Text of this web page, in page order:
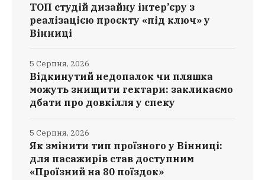
ТОП студій дизайну інтер’єру з
реалізацією проєкту «під ключ» у
Вінниці
Відкинутий недопалок чи пляшка
можуть знищити гектари: закликаємо
дбати про довкілля у спеку
5 Серпня, 2026
Як змінити тип проїзного у Вінниці:
для пасажирів став доступним
«Проїзний на 80 поїздок»
5 Серпня, 2026